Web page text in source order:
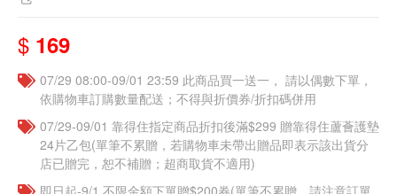
$ 169
07/29 08:00-09/01 23:59 此商品買一送一， 請以偶數下單，
依購物車訂購數量配送；不得與折價券/折扣碼併用
07/29-09/01 靠得住指定商品折扣後滿$299 贈靠得住蘆薈護墊
24片乙包(單筆不累贈，若購物車未帶出贈品即表示該出貨分
店已贈完，恕不補贈；超商取貨不適用)
即日起-9/1 不限金額下單贈$200券(單筆不累贈，請注意訂單